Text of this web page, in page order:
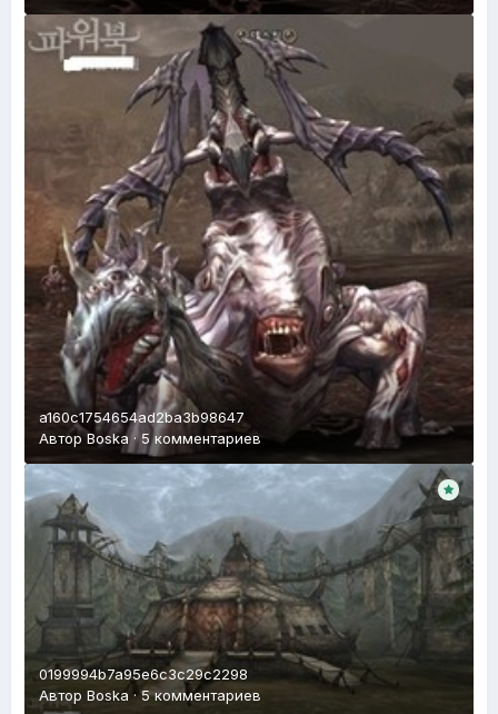
a160c1754654ad2ba3b98647
АвторBoska·5 комментариев
0199994b7a95e6c3c29c2298
Автор Boska ·5 комментариев